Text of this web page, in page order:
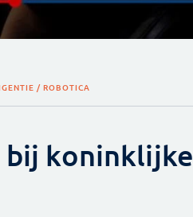
/ ROBOTICA
bij koninklijke